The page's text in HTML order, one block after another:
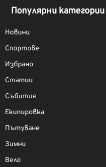
Популярни категории
Новини
Спортове
Избрано
Статии
Събития
Екипировка
Пътуване
Зимни
Вело